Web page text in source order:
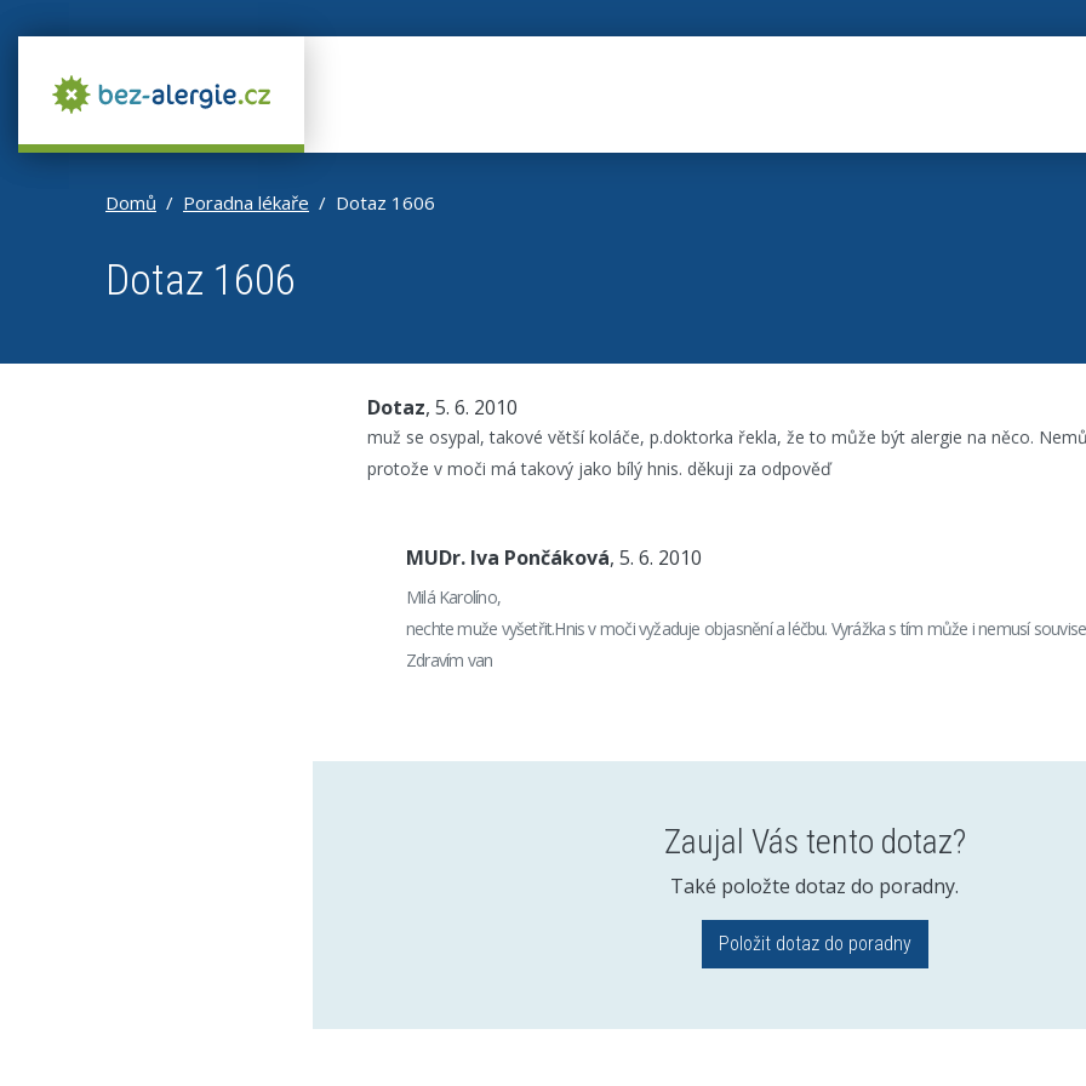
Domů Poradna lékaře Dotaz 1606
Dotaz 1606
Dotaz, 5. 6. 2010
muž se osypal, takové větší koláče, p.doktorka řekla, že to může být alergie na něco.
protože v moči má takový jako bílý hnis. děkuji za odpověď
MUDr. Iva Pončáková, 5. 6. 2010
Milá Karolíno,
nechte muže vyšetřit.Hnis v moči vyžaduje objasnění a léčbu. Vyrážka s tím může i nemusí
Zdravím van
Zaujal Vás tento dotaz?
Také položte dotaz do poradny.
Položit dotaz do poradny